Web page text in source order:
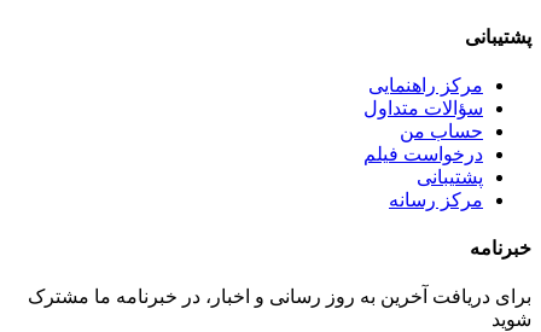
پشتیبانی
مرکز راهنمایی
سؤالات متداول
حساب من
درخواست فیلم
پشتیبانی
مرکز رسانه
خبرنامه
برای دریافت آخرین به روز رسانی و اخبار، در خبرنامه ما مشترک
شوید